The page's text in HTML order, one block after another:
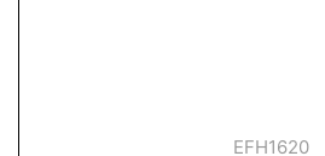
EFH1620